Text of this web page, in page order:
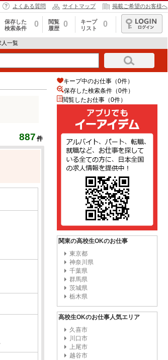
よくある質問 サイトマップ 掲載ご希望のお客様へ
保存した
検索条件
0
閲覧
履歴
0
キープ
リスト
0
ログイン
人一覧
887 件
キープ中のお仕事（0件）
保存した検索条件（0件）
閲覧したお仕事（0件）
関東の高校生OKのお仕事
東京都
神奈川県
千葉県
群馬県
茨城県
栃木県
高校生OKのお仕事人気エリア
久喜市
川口市
上尾市
越谷市